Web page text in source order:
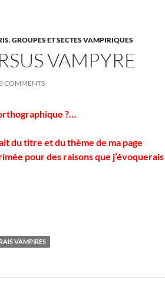
,GROUPES ET SECTES VAMPIRIQUES
VAMPYRE
COMMENTS
?…
du titre et du thème de ma page
pour des raisons que j’évoquerais
Vampyre
VAMPIRES